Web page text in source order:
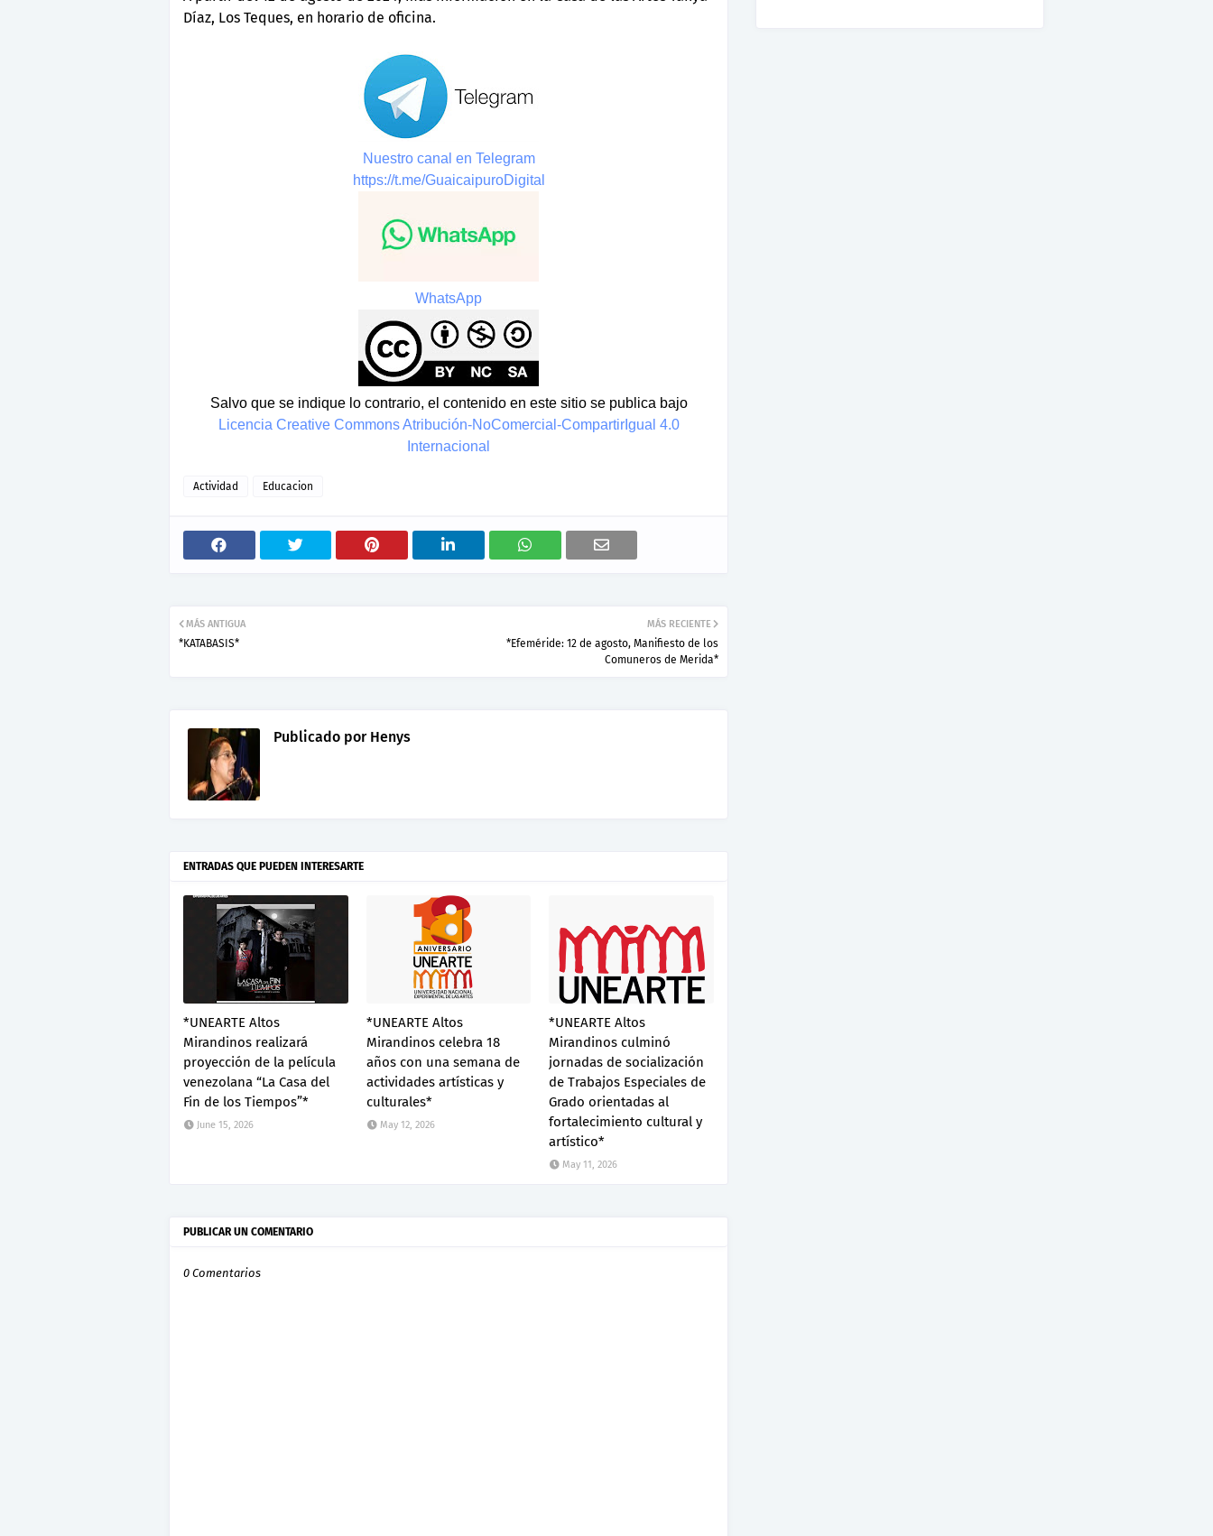
Díaz, Los Teques, en horario de oficina.
Nuestro canal en Telegram
https://t.me/GuaicaipuroDigital
WhatsApp
Salvo que se indique lo contrario, el contenido en este sitio se publica bajo
Licencia Creative Commons Atribución-NoComercial-CompartirIgual 4.0
Internacional
Actividad Educacion
MÁS RECIENTE
*Efeméride: 12 de agosto, Manifiesto de los
Comuneros de Merida*
MÁS ANTIGUA
*KATABASIS*
Publicado porHenys
ENTRADAS QUE PUEDEN INTERESARTE
*UNEARTE Altos
Mirandinos realizará
proyección de la película
venezolana “La Casa del
Fin de los Tiempos”*
June 15, 2026
*UNEARTE Altos
Mirandinos celebra 18
años con una semana de
actividades artísticas y
culturales*
May 12, 2026
*UNEARTE Altos
Mirandinos culminó
jornadas de socialización
de Trabajos Especiales de
Grado orientadas al
fortalecimiento cultural y
artístico*
May 11, 2026
PUBLICAR UN COMENTARIO
0 Comentarios